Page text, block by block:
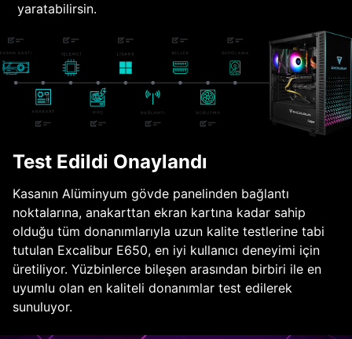
yaratabilirsin.
Test Edildi Onaylandı
Kasanın Alüminyum gövde panelinden bağlantı
noktalarına, anakarttan ekran kartına kadar sahip
olduğu tüm donanımlarıyla uzun kalite testlerine tabi
tutulan Excalibur E650, en iyi kullanıcı deneyimi için
üretiliyor. Yüzbinlerce bileşen arasından birbiri ile en
uyumlu olan en kaliteli donanımlar test edilerek
sunuluyor.